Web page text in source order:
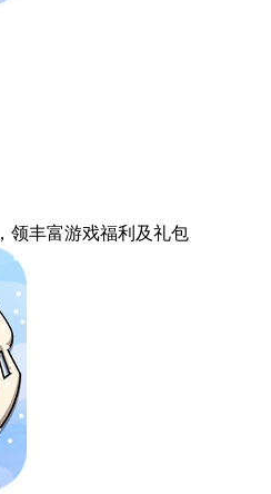
，领丰富游戏福利 及礼包